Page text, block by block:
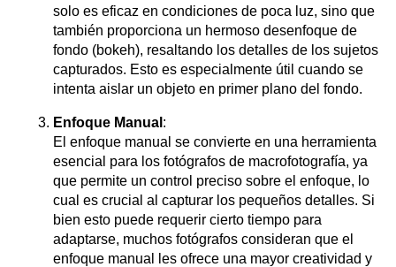
solo es eficaz en condiciones de poca luz, sino que
también proporciona un hermoso desenfoque de
fondo (bokeh), resaltando los detalles de los sujetos
capturados. Esto es especialmente útil cuando se
intenta aislar un objeto en primer plano del fondo.
Enfoque Manual :
El enfoque manual se convierte en una herramienta
esencial para los fotógrafos de macrofotografía, ya
que permite un control preciso sobre el enfoque, lo
cual es crucial al capturar los pequeños detalles. Si
bien esto puede requerir cierto tiempo para
adaptarse, muchos fotógrafos consideran que el
enfoque manual les ofrece una mayor creatividad y